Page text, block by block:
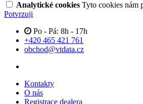
Analytické cookies Tyto cookies nám
Potvrzuji
Po - Pá: 8h - 17h
+420 465 421 761
obchod@vtdata.cz
Kontakty
O nás
Registrace dealera